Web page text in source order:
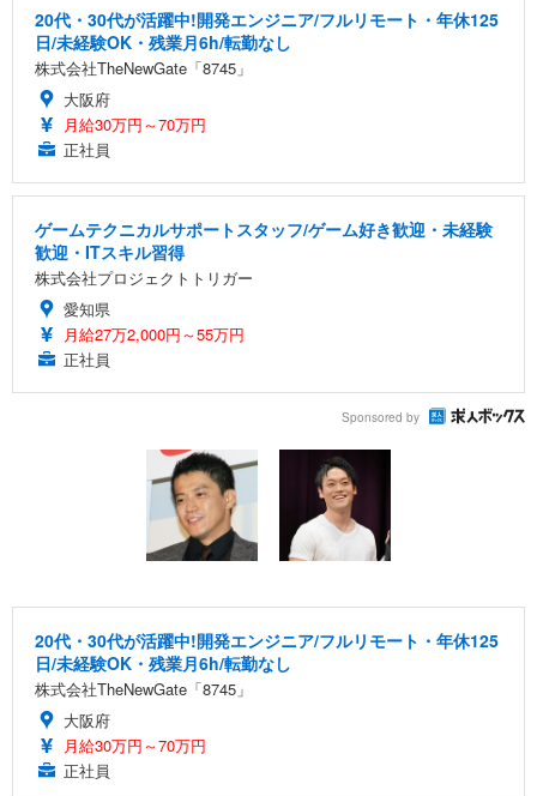
20代・30代が活躍中!開発エンジニア/フルリモート・年休125
日/未経験OK・残業月6h/転勤なし
株式会社TheNewGate「8745」
大阪府
月給30万円～70万円
正社員
ゲームテクニカルサポートスタッフ/ゲーム好き歓迎・未経験
歓迎・ITスキル習得
株式会社プロジェクトトリガー
愛知県
月給27万2,000円～55万円
正社員
Sponsored by
20代・30代が活躍中!開発エンジニア/フルリモート・年休125
日/未経験OK・残業月6h/転勤なし
株式会社TheNewGate「8745」
大阪府
月給30万円～70万円
正社員